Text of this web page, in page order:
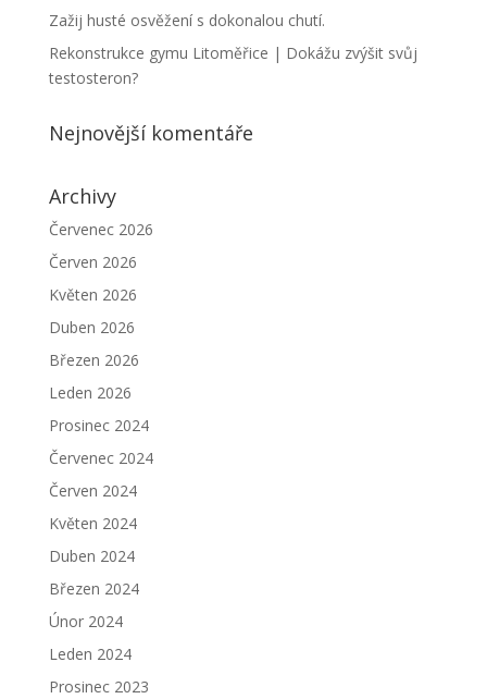
Zažij husté osvěžení s dokonalou chutí.
Rekonstrukce gymu Litoměřice | Dokážu zvýšit svůj
testosteron?
Nejnovější komentáře
Archivy
Červenec 2026
Červen 2026
Květen 2026
Duben 2026
Březen 2026
Leden 2026
Prosinec 2024
Červenec 2024
Červen 2024
Květen 2024
Duben 2024
Březen 2024
Únor 2024
Leden 2024
Prosinec 2023